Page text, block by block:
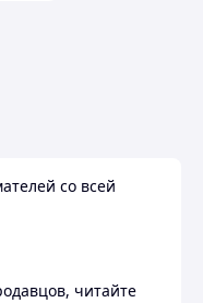
со всей
читайте